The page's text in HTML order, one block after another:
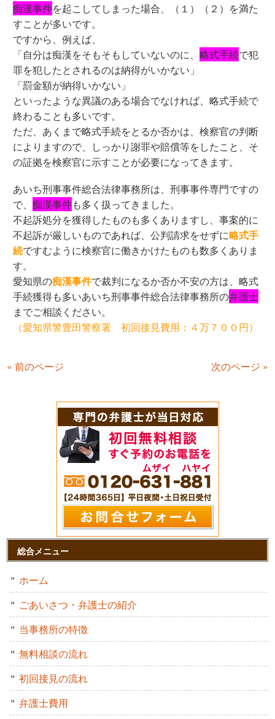
痴漢事件を起こしてしまった場合、（１）（２）を満た
すことが多いです。
ですから、例えば、
「自分は痴漢をそもそもしていないのに、略式手続で犯
罪を犯したとされるのは納得がいかない」
「罰金額が納得いかない」
といったような異議のある場合でなければ、略式手続で
終わることも多いです。
ただ、あくまで略式手続をとるか否かは、検察官の判断
によりますので、しっかり謝罪や賠償等をしたこと、そ
の証拠を検察官に示すことが必要になってきます。
あいち刑事事件総合法律事務所は、刑事事件専門ですの
で、痴漢事件も多く扱ってきました。
不起訴処分を獲得したものも多くありますし、事案的に
不起訴が厳しいものであれば、公判請求をせずに略式手
続ですむように検察官に働きかけたものも数多くありま
す。
愛知県の痴漢事件で裁判になるか否か不安の方は、略式
手続獲得も多いあいち刑事事件総合法律事務所の弁護士
までご相談ください。
（愛知県警豊田警察署 初回接見費用：４万７００円）
« 前のページ 次のページ »
総合メニュー
ホーム
ごあいさつ・弁護士の紹介
当事務所の特徴
無料相談の流れ
初回接見の流れ
弁護士費用